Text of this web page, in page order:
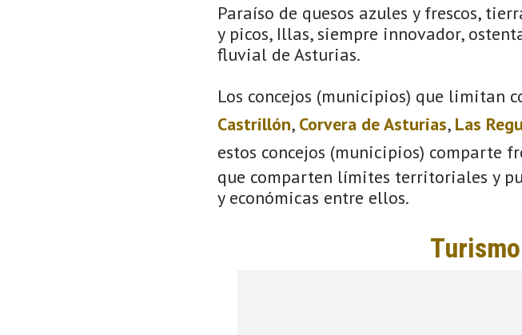
Paraíso de quesos azules y frescos,
y picos, Illas, siempre innovador,
fluvial de Asturias.
Los concejos (municipios) que limitan
Castrillón, Corvera de Asturias, Las
estos concejos (municipios) comparte
que comparten límites territoriales y
y económicas entre ellos.